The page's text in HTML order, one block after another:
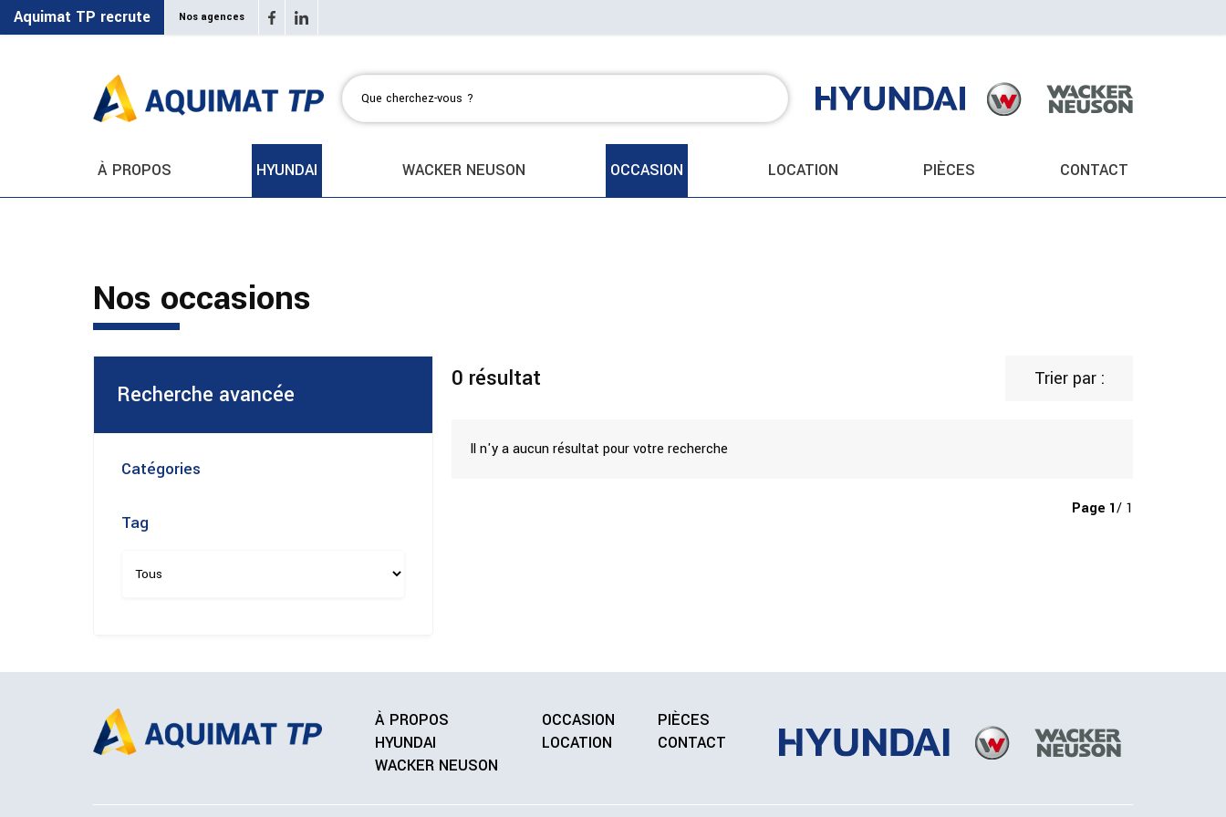
Aquimat TP recrute Nos agences
À PROPOS HYUNDAI WACKER NEUSON OCCASION LOCATION PIÈCES CONTACT
Nos occasions
Recherche avancée
Catégories
Tag
0 résultat Trier par :
Il n'y a aucun résultat pour votre recherche
Page 1/ 1
À PROPOS
HYUNDAI
WACKER NEUSON
OCCASION
LOCATION
PIÈCES
CONTACT